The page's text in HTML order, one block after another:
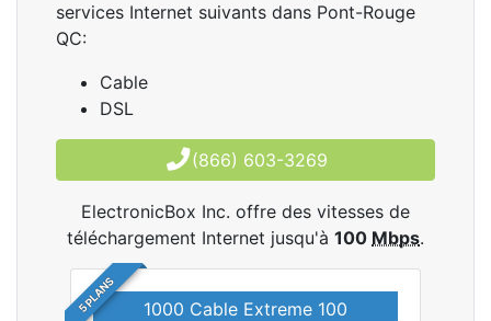
services Internet suivants dans Pont-Rouge
QC:
Cable
DSL
(866) 603-3269
ElectronicBox Inc. offre des vitesses de
téléchargement Internet jusqu'à 100 Mbps.
5 PLANS 1000 Cable Extreme 100